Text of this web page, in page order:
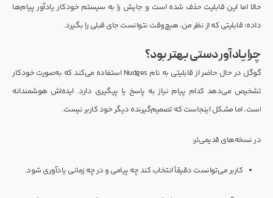
حالا اما این قابلیت حذف شده است و جایش را به سیستم خودکار یادآور پیام‌ها
داده؛ قابلیتی که از نظر من، هیچ‌وقت نتوانست جای قبلی را بگیرد.
چرا یادآور دستی بهتر بود؟
گوگل در حال حاضر از قابلیتی به نام Nudges استفاده می‌کند که به‌صورت خودکار
تشخیص می‌دهد کدام پیام نیاز به پاسخ یا پیگیری دارد. ایده‌اش هوشمندانه
است، اما مشکل اینجاست که تصمیم‌گیرنده دیگر خود کاربر نیست.
در نسخه‌های قدیمی‌تر:
کاربر می‌توانست دقیقاً انتخاب کند چه پیامی و در چه زمانی یادآوری شود.